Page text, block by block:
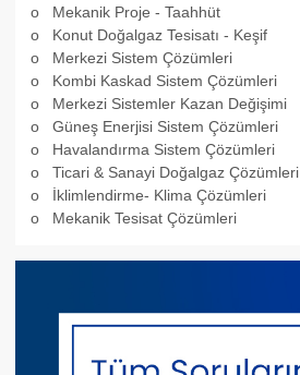
o Mekanik Proje - Taahhüt
o Konut Doğalgaz Tesisatı - Keşif
o Merkezi Sistem Çözümleri
o Kombi Kaskad Sistem Çözümleri
o Merkezi Sistemler Kazan Değişimi
o Güneş Enerjisi Sistem Çözümleri
o Havalandırma Sistem Çözümleri
o Ticari & Sanayi Doğalgaz Çözümleri
o İklimlendirme- Klima Çözümleri
o Mekanik Tesisat Çözümleri